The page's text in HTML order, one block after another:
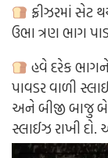
ફ્રીઝરમાં સેટ
ઉભા ત્રણ ભાગ
હવે દરેક
પાવડર વાળી
અને બીજી બાજુ બે
સ્લાઈઝ રાખી